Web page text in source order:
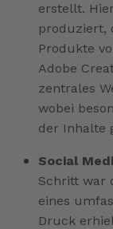
erstellt.
produziert,
Produkte
Adobe
zentrales
wobei
der Inhalte
Social
Schritt war
eines
Druck